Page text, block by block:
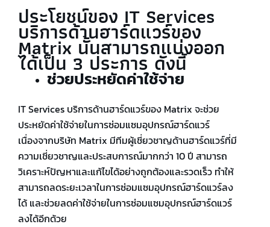
ประโยชน์ของ IT Services
บริการด้านฮาร์ดแวร์ของ
Matrix นั้นสามารถแบ่งออก
ได้เป็น 3 ประการ ดังนี้
ช่วยประหยัดค่าใช้จ่าย
IT Services บริการด้านฮาร์ดแวร์ของ Matrix จะช่วย
ประหยัดค่าใช้จ่ายในการซ่อมแซมอุปกรณ์ฮาร์ดแวร์
เนื่องจากบริษัท Matrix มีทีมผู้เชี่ยวชาญด้านฮาร์ดแวร์ที่มี
ความเชี่ยวชาญและประสบการณ์มากกว่า 10 ปี สามารถ
วิเคราะห์ปัญหาและแก้ไขได้อย่างถูกต้องและรวดเร็ว ทำให้
สามารถลดระยะเวลาในการซ่อมแซมอุปกรณ์ฮาร์ดแวร์ลง
ได้ และช่วยลดค่าใช้จ่ายในการซ่อมแซมอุปกรณ์ฮาร์ดแวร์
ลงได้อีกด้วย